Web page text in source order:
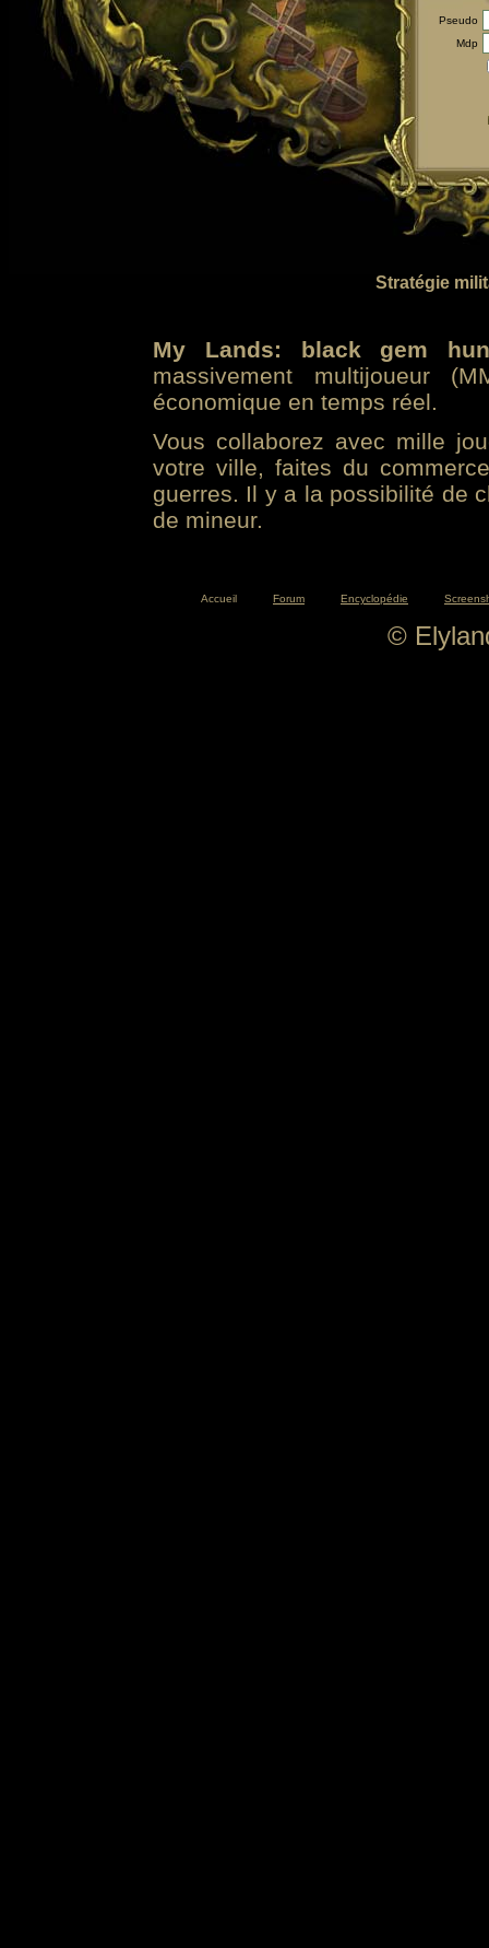
Pseudo
Mdp
Stratégie
My Lands: black gem
massivement multijoueur
économique en temps réel.
Vous collaborez avec mille
votre ville, faites du
guerres. Il y a la possibilité de
de mineur.
Accueil Forum Encyclopédie
©